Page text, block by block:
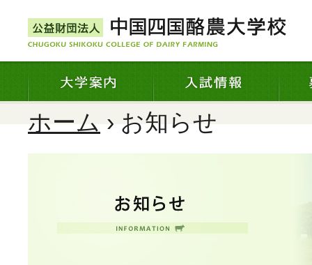
ホーム › お知らせ